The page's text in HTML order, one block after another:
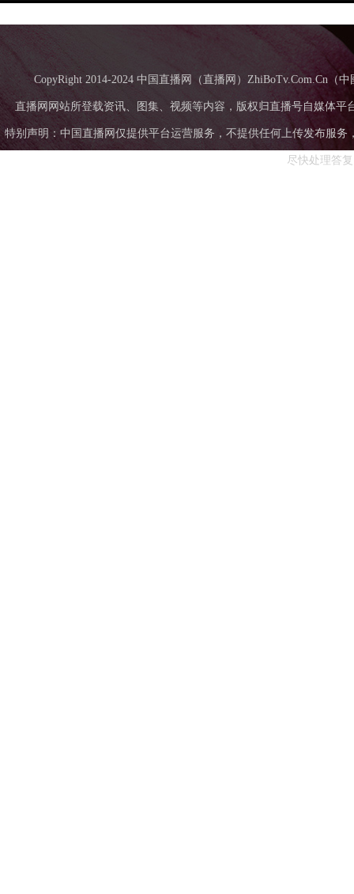
CopyRight 2014-2024 中国直播网（直播网）ZhiBoTv.Com.Cn（
直播网网站所登载资讯、图集、视频等内容，版权归直播号自媒体
特别声明：中国直播网仅提供平台运营服务，不提供任何上传发布服务
尽快处理答